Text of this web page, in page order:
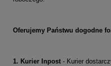
Oferujemy Państwu dogodne
1. Kurier Inpost - Kurier